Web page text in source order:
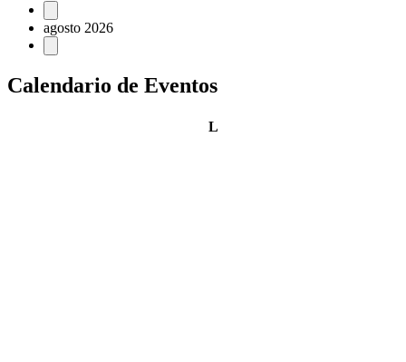
Eventos
agosto 2026
Calendario de Eventos
Llunes